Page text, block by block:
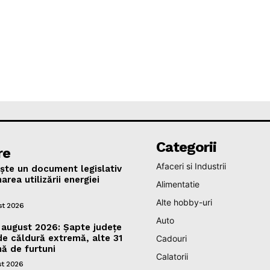
un document legislativ
utilizării energiei
2026
2026: Șapte județe
căldură extremă, alte 31
de furtuni
2026
Categorii
Afaceri si Industrii
Alimentatie
Alte hobby-uri
Auto
Cadouri
Calatorii